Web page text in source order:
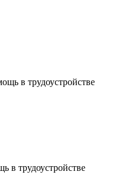
в трудоустройстве
в трудоустройстве